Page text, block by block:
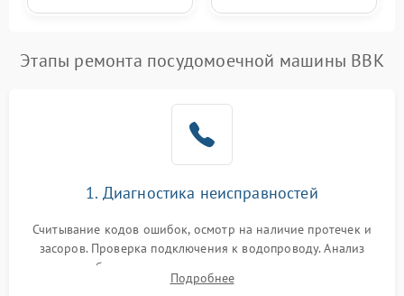
Этапы ремонта посудомоечной машины BBK
1. Диагностика неисправностей
Считывание кодов ошибок, осмотр на наличие протечек и
засоров. Проверка подключения к водопроводу. Анализ
жалоб на отсутствие слива, нагрева, вращения
разбрызгивателей или срабатывание системы защиты
Подробнее